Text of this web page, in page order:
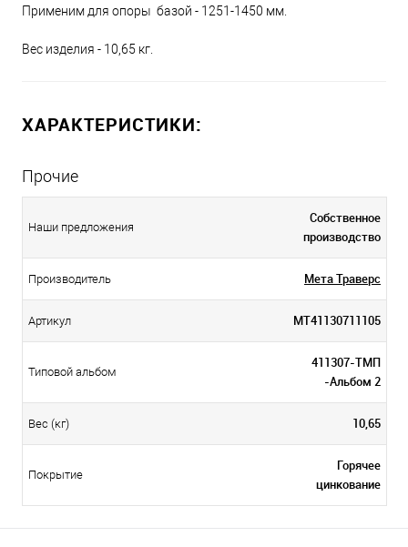
Применим для опоры базой - 1251-1450 мм.
Вес изделия - 10,65 кг.
ХАРАКТЕРИСТИКИ:
Прочие
Наши предложения
Собственное
производство
Производитель Мета Траверс
Артикул МТ41130711105
Типовой альбом
411307-ТМП
-Альбом 2
Вес (кг) 10,65
Покрытие
Горячее
цинкование